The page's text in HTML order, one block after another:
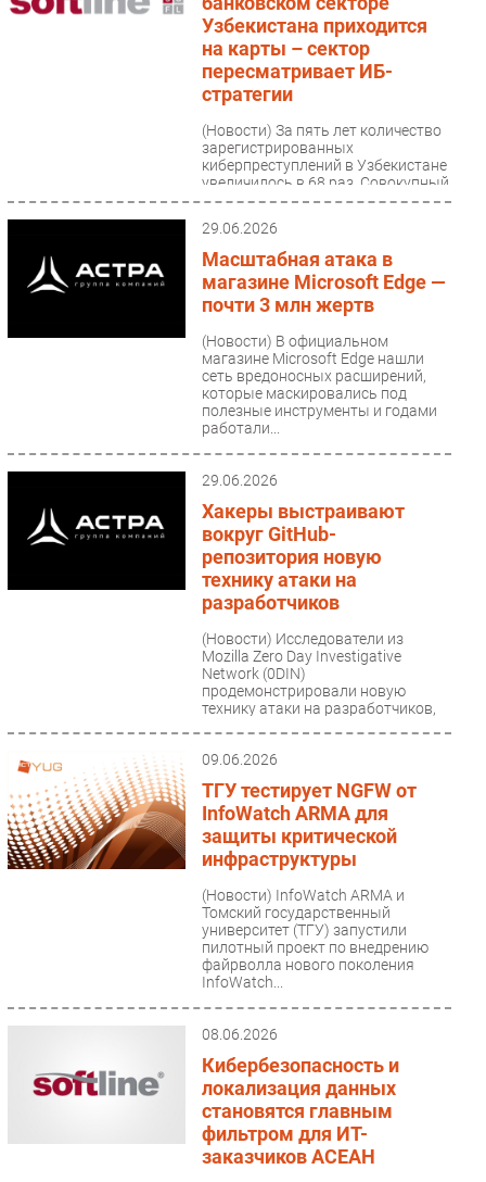
Узбекистана приходится
на карты – сектор
пересматривает ИБ-
стратегии
(Новости) За пять лет количество
зарегистрированных
киберпреступлений в Узбекистане
увеличилось в 68 раз. Совокупный
ущерб за 2021-2024 годы...
29.06.2026
Масштабная атака в
магазине Microsoft Edge —
почти 3 млн жертв
(Новости) В официальном
магазине Microsoft Edge нашли
сеть вредоносных расширений,
которые маскировались под
полезные инструменты и годами
работали...
29.06.2026
Хакеры выстраивают
вокруг GitHub-
репозитория новую
технику атаки на
разработчиков
(Новости) Исследователи из
Mozilla Zero Day Investigative
Network (0DIN)
продемонстрировали новую
технику атаки на разработчиков,
09.06.2026
ТГУ тестирует NGFW от
InfoWatch ARMA для
защиты критической
инфраструктуры
(Новости) InfoWatch ARMA и
Томский государственный
университет (ТГУ) запустили
пилотный проект по внедрению
файрволла нового поколения
InfoWatch...
08.06.2026
Кибербезопасность и
локализация данных
становятся главным
фильтром для ИТ-
заказчиков АСЕАН